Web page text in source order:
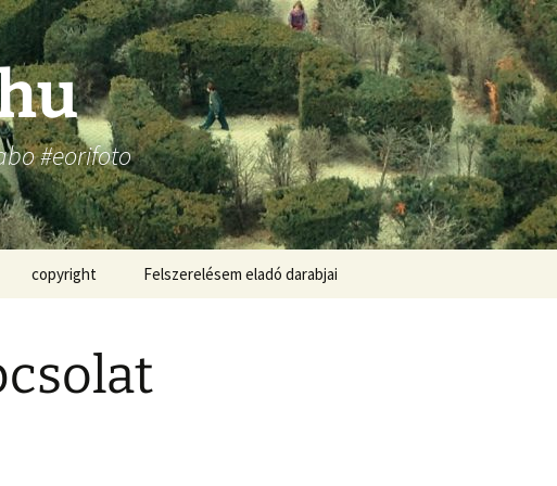
#eorifoto
copyright Felszerelésem eladó darabjai